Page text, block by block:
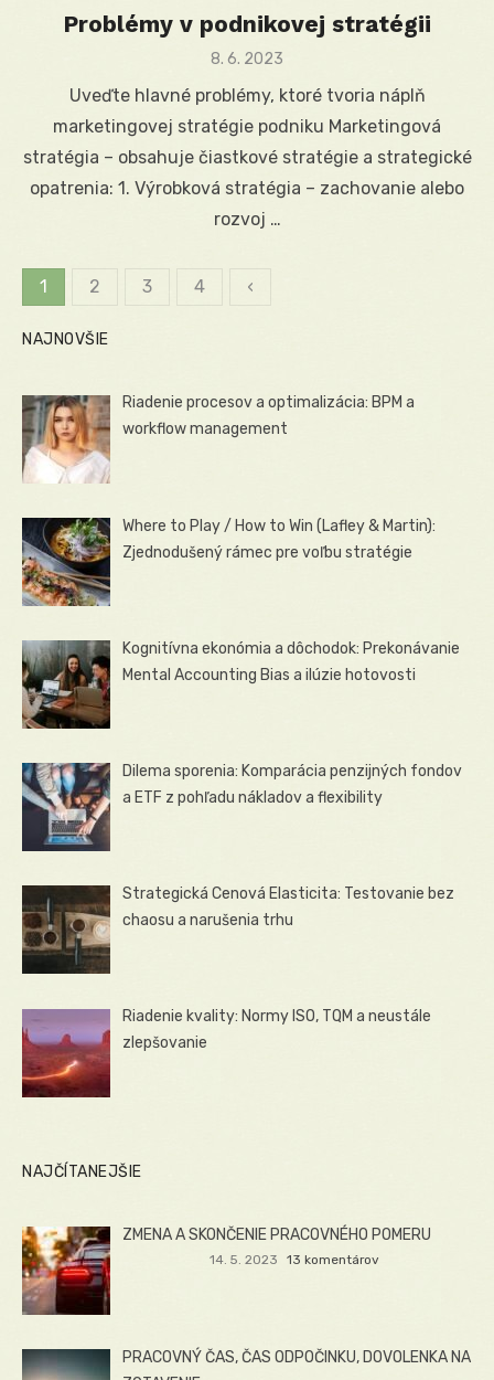
Problémy v podnikovej stratégii
Posted
8. 6. 2023
Uveďte hlavné problémy, ktoré tvoria náplň
marketingovej stratégie podniku Marketingová
stratégia – obsahuje čiastkové stratégie a strategické
opatrenia: 1. Výrobková stratégia – zachovanie alebo
rozvoj …
Stránkovanie
príspevkov
1 2 3 4 ‹
NAJNOVŠIE
Riadenie procesov a optimalizácia: BPM a
workflow management
Where to Play / How to Win (Lafley & Martin):
Zjednodušený rámec pre voľbu stratégie
Kognitívna ekonómia a dôchodok: Prekonávanie
Mental Accounting Bias a ilúzie hotovosti
Dilema sporenia: Komparácia penzijných fondov
a ETF z pohľadu nákladov a flexibility
Strategická Cenová Elasticita: Testovanie bez
chaosu a narušenia trhu
Riadenie kvality: Normy ISO, TQM a neustále
zlepšovanie
NAJČÍTANEJŠIE
ZMENA A SKONČENIE PRACOVNÉHO POMERU
14. 5. 2023 13 komentárov
PRACOVNÝ ČAS, ČAS ODPOČINKU, DOVOLENKA NA